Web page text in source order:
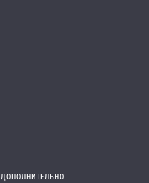
ДОПОЛНИТЕЛЬНО